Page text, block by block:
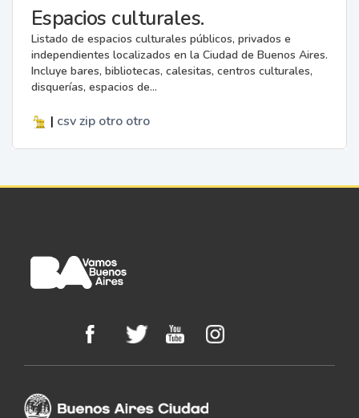
Espacios culturales.
Listado de espacios culturales públicos, privados e
independientes localizados en la Ciudad de Buenos Aires.
Incluye bares, bibliotecas, calesitas, centros culturales,
disquerías, espacios de...
| csv zip otro otro